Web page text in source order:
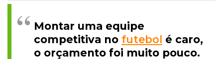
Montar uma equipe
competitiva no futebol é caro,
o orçamento foi muito pouco.